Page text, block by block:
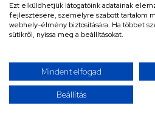
Ezt elküldhetjük látogatóink adatainak
fejlesztésére, személyre szabott tartalom
webhely-élmény biztosítására. Ha többet
sütikről, nyissa meg a beállításokat.
Mindent elfogad
Beállítás